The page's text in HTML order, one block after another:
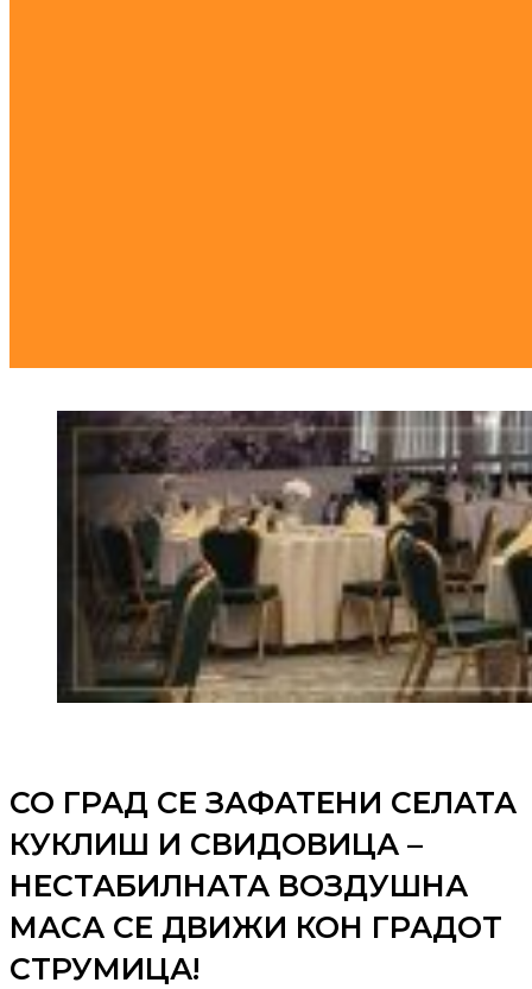
СО ГРАД СЕ ЗАФАТЕНИ СЕЛАТА
КУКЛИШ И СВИДОВИЦА –
НЕСТАБИЛНАТА ВОЗДУШНА
МАСА СЕ ДВИЖИ КОН ГРАДОТ
СТРУМИЦА!